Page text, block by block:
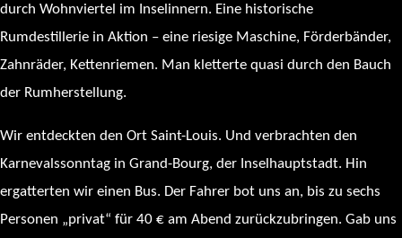
durch Wohnviertel im Inselinnern. Eine historische
Rumdestillerie in Aktion – eine riesige Maschine, Förderbänder,
Zahnräder, Kettenriemen. Man kletterte quasi durch den Bauch
der Rumherstellung.
Wir entdeckten den Ort Saint-Louis. Und verbrachten den
Karnevalssonntag in Grand-Bourg, der Inselhauptstadt. Hin
ergatterten wir einen Bus. Der Fahrer bot uns an, bis zu sechs
Personen „privat“ für 40 € am Abend zurückzubringen. Gab uns